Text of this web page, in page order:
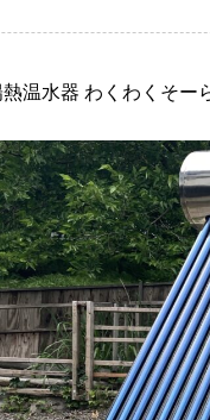
温水器 わくわくそー